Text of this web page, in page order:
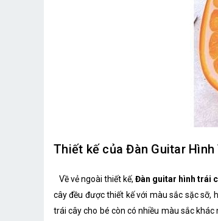
Thiết kế của Đàn Guitar Hình
Về vẻ ngoài thiết kế, Đàn guitar hình trái
cây đều được thiết kế với màu sắc sặc
trái cây cho bé còn có nhiều màu sắc